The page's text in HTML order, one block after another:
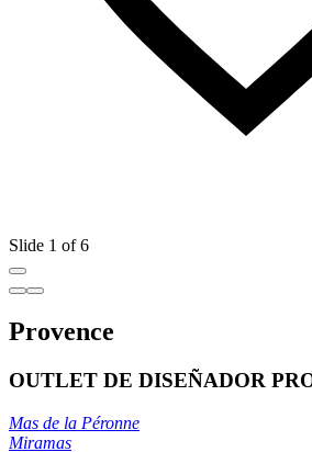
Slide 1 of 6
Provence
OUTLET DE DISEÑADOR
Mas de la Péronne
Miramas